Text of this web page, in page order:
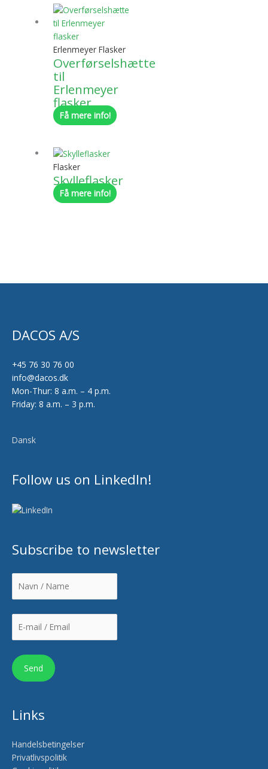
Erlenmeyer Flasker
Overførselshætte
til
Erlenmeyer
flasker
Få mere info!
Flasker
Skylleflasker
Få mere info!
DACOS A/S
+45 76 30 76 00
info@dacos.dk
Mon-Thur: 8 a.m. – 4 p.m.
Friday: 8 a.m. – 3 p.m.
Dansk
Follow us on LinkedIn!
Subscribe to newsletter
Links
Handelsbetingelser
Privatlivspolitik